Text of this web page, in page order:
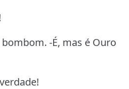
-É, mas é Ouro